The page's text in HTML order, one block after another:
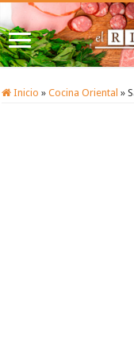
Inicio » Cocina Oriental »